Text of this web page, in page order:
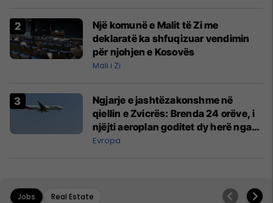
Një komunë e Malit të Zi me
deklaratë ka shfuqizuar vendimin
për njohjen e Kosovës
Mali i Zi
Ngjarje e jashtëzakonshme në
qiellin e Zvicrës: Brenda 24 orëve, i
njëjti aeroplan goditet dy herë nga
rrufeja
Evropa
Jobs Real Estate